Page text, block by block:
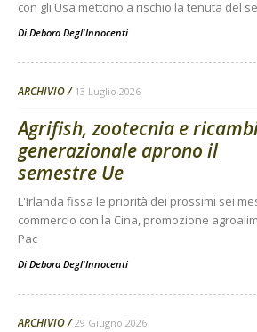
con gli Usa mettono a rischio la tenuta del
Di Debora Degl'Innocenti
ARCHIVIO 13 Luglio 2026
Agrifish, zootecnia e
generazionale aprono il
semestre Ue
L'Irlanda fissa le priorità dei prossimi sei
commercio con la Cina, promozione
Pac
Di Debora Degl'Innocenti
ARCHIVIO 29 Giugno 2026